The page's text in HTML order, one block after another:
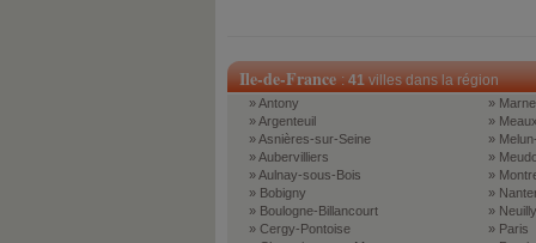
Ile-de-France:41villes dans la région
» Antony
» Argenteuil
» Asnières-sur-Seine
» Aubervilliers
» Aulnay-sous-Bois
» Bobigny
» Boulogne-Billancourt
» Cergy-Pontoise
»
»
»
»
»
»
»
» Paris